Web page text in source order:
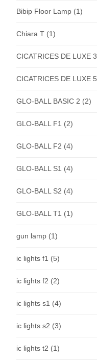
Bibip Floor Lamp (1)
Chiara T (1)
CICATRICES DE LUXE 3
CICATRICES DE LUXE 5
GLO-BALL BASIC 2 (2)
GLO-BALL F1 (2)
GLO-BALL F2 (4)
GLO-BALL S1 (4)
GLO-BALL S2 (4)
GLO-BALL T1 (1)
gun lamp (1)
ic lights f1 (5)
ic lights f2 (2)
ic lights s1 (4)
ic lights s2 (3)
ic lights t2 (1)